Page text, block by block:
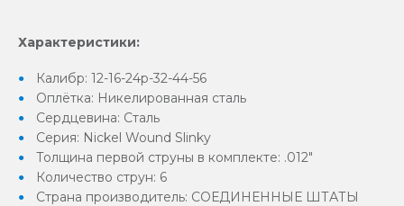
Характеристики:
Калибр: 12-16-24p-32-44-56
Оплётка: Никелированная сталь
Сердцевина: Сталь
Серия: Nickel Wound Slinky
Толщина первой струны в комплекте: .012"
Количество струн: 6
Страна производитель: СОЕДИНЕННЫЕ ШТАТЫ